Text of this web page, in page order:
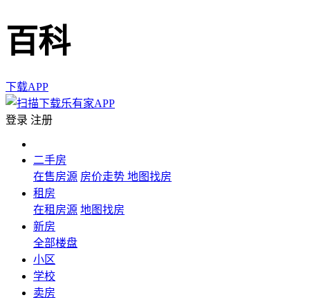
百科
下载APP
登录 注册
二手房
在售房源 房价走势 地图找房
租房
在租房源 地图找房
新房
全部楼盘
小区
学校
卖房